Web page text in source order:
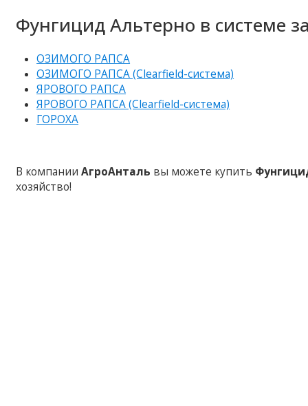
Фунгицид Альтерно в системе
ОЗИМОГО РАПСА
ОЗИМОГО РАПСА (Clearfield-система)
ЯРОВОГО РАПСА
ЯРОВОГО РАПСА (Clearfield-система)
ГОРОХА
В компанииАгроАнталь вы можете купить
хозяйство!